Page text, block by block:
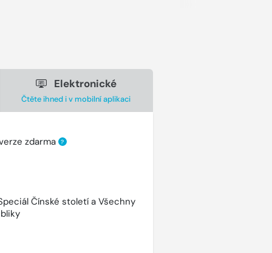
Elektronické
Čtěte ihned i v mobilní aplikaci
zdarma ?
Čínské století a Všechny